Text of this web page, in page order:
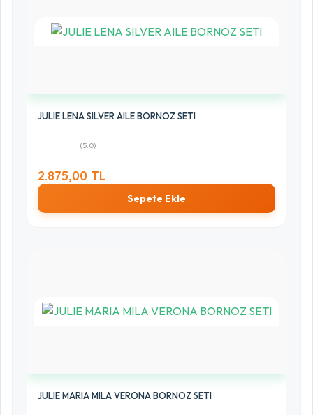
JULIE LENA SILVER AILE BORNOZ SETI
(5.0)
2.875,00 TL
Sepete Ekle
JULIE MARIA MILA VERONA BORNOZ SETI